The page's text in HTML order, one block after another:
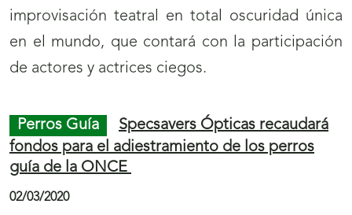
l
improvisación teatral en total oscuridad única
en el mundo, que contará con la participación
de actores y actrices ciegos.
Perros Guía
Specsavers Ópticas recaudará
fondos para el adiestramiento de los perros
guía de la ONCE
02/03/2020